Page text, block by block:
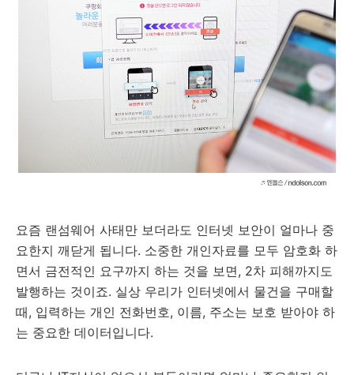
요즘 랜섬웨어 사태만 보더라도 인터넷 보안이 얼마나 중
요한지 깨닫게 됩니다. 소중한 개인자료를 모두 암호화 하
면서 금전적인 요구까지 하는 것을 보면, 2차 피해까지도
발행하는 것이죠. 실상 우리가 인터넷에서 물건을 구매할
때, 입력하는 개인 전화번호, 이름, 주소는 보호 받아야 하
는 중요한 데이터입니다.